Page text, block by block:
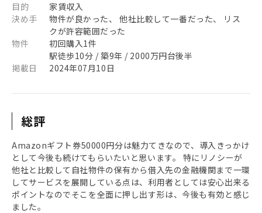
目的
家賃収入
決め手
物件が良かった、 他社比較して一番だった、 リス
クが許容範囲だった
物件
初回購入1件
駅徒歩10分 / 築9年 / 2000万円台後半
掲載日
2024年07月10日
総評
Amazonギフト券50000円分は魅力てきなので、導入きっかけ
として今後も続けてもらいたいと思います。 特にリノシーが
他社と比較して自社物件の保有から借入先の金融機関まで一環
してサービスを展開している点は、利用者としては安心出来る
ポイントなのでそこを全面に押し出す形は、今後も有効と感じ
ました。